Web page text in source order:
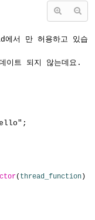
서 만 허용하고 있습
이트 되지 않는데요.
( thread_function )